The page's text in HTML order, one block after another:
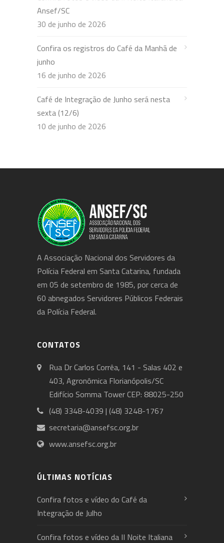
Ansef/SC
30 de junho de 2026
Confira os registros do Café da Manhã de
junho
16 de junho de 2026
Café de Integração de Junho será nesta
sexta (12/6)
10 de junho de 2026
A Associação Nacional dos Servidores da
Polícia Federal em Santa Catarina, fundada
em 05 de setembro de 1985, por cerca de
60 abnegados Servidores Públicos Federais
da Polícia Federal.
CONTATOS
Rua Dr Carlos Corrêa, 141 - Salas 402 e
403, Agronômica Florianópolis/SC
Edifício Somma Tower CEP: 88025-250
(48) 3348-4039 | (48) 3248-1767
secretaria@ansefsc.org.br
www.ansefsc.org.br
ÚLTIMAS NOTÍCIAS
Confira fotos e vídeo do Café da
Integração de Julho
Confira fotos e vídeo da II Noite Italiana